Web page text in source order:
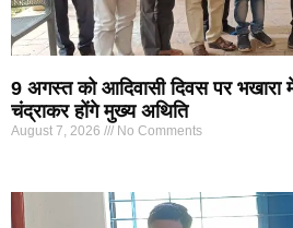
9 अगस्त को आदिवासी दिवस पर भखारा
चंद्राकर होंगे मुख्य अथिति
August 7, 2026 No Comments